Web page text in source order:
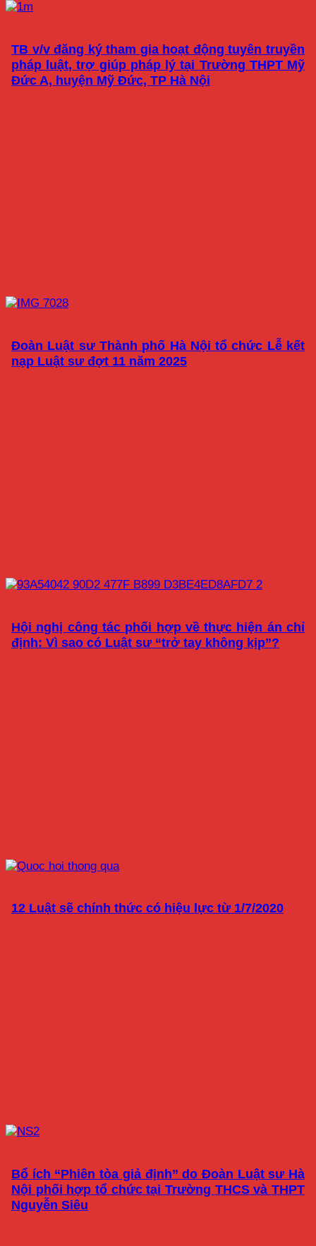
TB v/v đăng ký tham gia hoạt động tuyên truyền
pháp luật, trợ giúp pháp lý tại Trường THPT Mỹ
Đức A, huyện Mỹ Đức, TP Hà Nội
Đoàn Luật sư Thành phố Hà Nội tổ chức Lễ kết
nạp Luật sư đợt 11 năm 2025
Hội nghị công tác phối hợp về thực hiện án chỉ
định: Vì sao có Luật sư “trở tay không kịp”?
12 Luật sẽ chính thức có hiệu lực từ 1/7/2020
Bổ ích “Phiên tòa giả định” do Đoàn Luật sư Hà
Nội phối hợp tổ chức tại Trường THCS và THPT
Nguyễn Siêu